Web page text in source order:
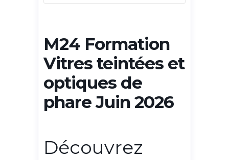
M24 Formation
Vitres teintées et
optiques de
phare Juin 2026
Découvrez